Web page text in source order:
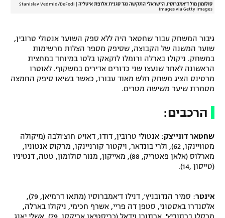
סולומון מול ד'אמברוסיו. הישראלי התקשה נגד סגנית אלופת איטליה
Stanislav Vedmid/DeFodi
Images via Getty Images
גיבור המשחק עבור שחטאר היה ללא ספק השוער אנטולי טרובין,
שוער המשנה של הקבוצה, שסיפק מספר הצלות מרשימות
במשחק. ניקולו בארלה ורומלו לוקאקו בלטו במיוחד במחצית
הראשונה לאחר שנעצו שני כדורים אדירים במשקוף. לאוטרו
מרטינס הציג משחק חלש מאוד עבורו, כאשר בשיאו סיפק החמצה
מסמרת שיער משישה מטרים.
הרכבים:
שחטאר דונייצק: אנטולי טרובין, דודו, דאויט חוצ'ולבה (מיקולה
מטוויינקו, 62), ולרי בונדאר, ויקטור קורניינקו, מרקוס אנטוניו,
מארלוס (אלאן פאטריק, 88), מאייקון, מנור סולומון, טטה, דנטיניו
(טייסון ,14).
אינטר
: סמיר הנדובניץ', דנילו ד'אמברוסיו (מתאו דרמיאן, 79),
אלסנדרו באסטוני, סטפן דה פריי, אשרף חכימי, ניקולו בארלה,